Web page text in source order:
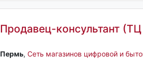
Продавец-консультант
Пермь‎, Сеть магазинов цифровой и